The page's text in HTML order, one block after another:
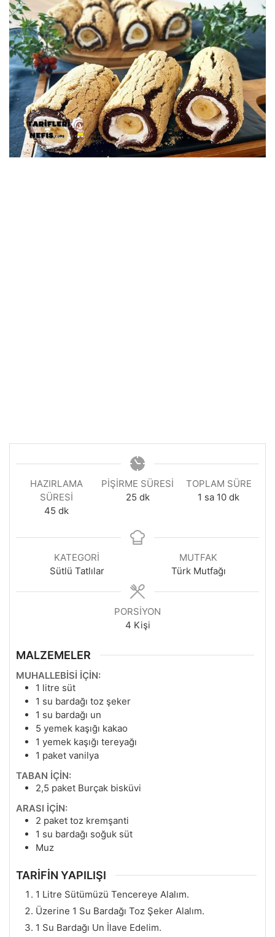
HAZIRLAMA
SÜRESI
45 dakika
dk
PIŞIRME SÜRESI
25dakika
dk
TOPLAM SÜRE
1 saat
sa 10dakika
dk
KATEGORI
Sütlü Tatlılar
MUTFAK
Türk Mutfağı
PORSIYON
4 Kişi
MALZEMELER
MUHALLEBİSİ İÇİN:
1 litre süt
1 su bardağı toz şeker
1 su bardağı un
5 yemek kaşığı kakao
1 yemek kaşığı tereyağı
1 paket vanilya
TABAN İÇİN:
2,5 paket Burçak bisküvi
ARASI İÇİN:
2 paket toz kremşanti
1 su bardağı soğuk süt
Muz
TARİFİN YAPILIŞI
1 Litre Sütümüzü Tencereye Alalım.
Üzerine 1 Su Bardağı Toz Şeker Alalım.
1 Su Bardağı Un İlave Edelim.